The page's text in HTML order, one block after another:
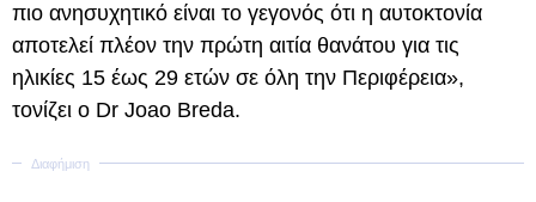
πιο ανησυχητικό είναι το γεγονός ότι η αυτοκτονία
αποτελεί πλέον την πρώτη αιτία θανάτου για τις
ηλικίες 15 έως 29 ετών σε όλη την Περιφέρεια»,
τονίζει ο Dr Joao Breda.